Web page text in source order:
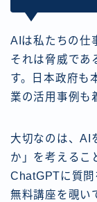
AIは私たちの仕
それは脅威であ
す。日本政府も
業の活用事例も
大切なのは、AI
か」を考えるこ
ChatGPTに質
無料講座を覗い